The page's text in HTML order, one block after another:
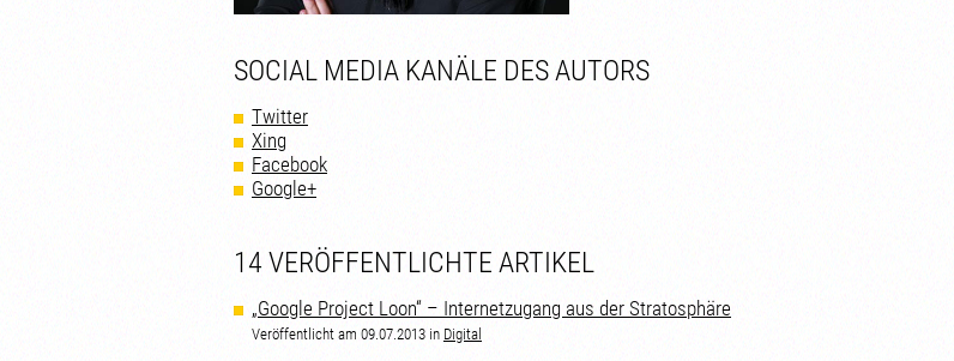
SOCIAL MEDIA KANÄLE DES AUTORS
Twitter
Xing
Facebook
Google+
14 VERÖFFENTLICHTE ARTIKEL
„Google Project Loon“ – Internetzugang aus der Stratosphäre
Veröffentlicht am 09.07.2013 in Digital